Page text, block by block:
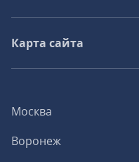
Москва
Воронеж
Карта сайта